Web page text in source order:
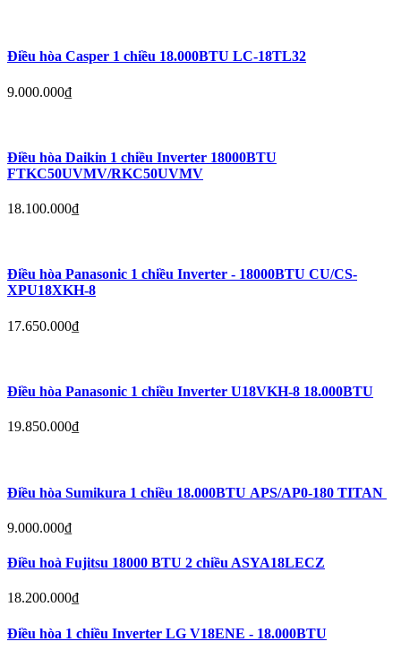
Điều hòa Casper 1 chiều 18.000BTU LC-18TL32
9.000.000₫
Điều hòa Daikin 1 chiều Inverter 18000BTU
FTKC50UVMV/RKC50UVMV
18.100.000₫
Điều hòa Panasonic 1 chiều Inverter - 18000BTU CU/CS-
XPU18XKH-8
17.650.000₫
Điều hòa Panasonic 1 chiều Inverter U18VKH-8 18.000BTU
19.850.000₫
Điều hòa Sumikura 1 chiều 18.000BTU APS/AP0-180 TITAN
9.000.000₫
Điều hoà Fujitsu 18000 BTU 2 chiều ASYA18LECZ
18.200.000₫
Điều hòa 1 chiều Inverter LG V18ENE - 18.000BTU